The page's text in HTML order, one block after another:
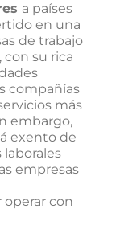
a países
en una
de trabajo
con su rica
compañías
más
embargo,
exento de
empresas
con